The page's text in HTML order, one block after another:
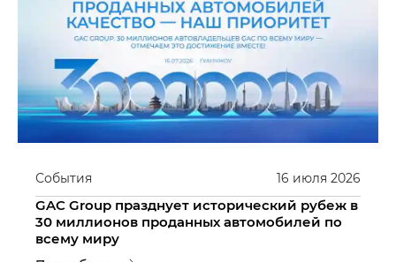
16 июля 2026
События
GAC Group празднует исторический рубеж в
30 миллионов проданных автомобилей по
всему миру